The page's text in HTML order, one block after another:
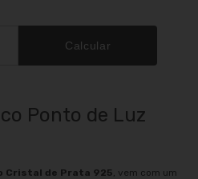
ALTERAR CEP
Calcular
Ponto de Luz
Cristal de Prata 925, vem com um